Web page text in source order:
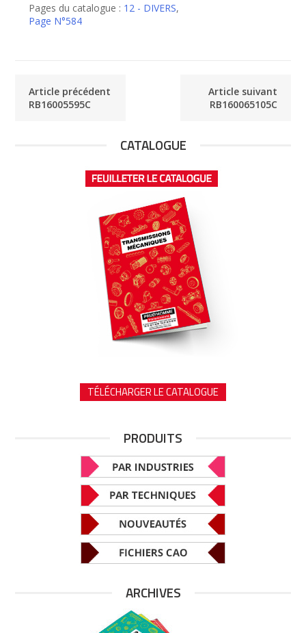
Pages du catalogue : 12 - DIVERS,
Page N°584
Article précédent
RB16005595C
Article suivant
RB160065105C
CATALOGUE
TÉLÉCHARGER LE CATALOGUE
PRODUITS
ARCHIVES